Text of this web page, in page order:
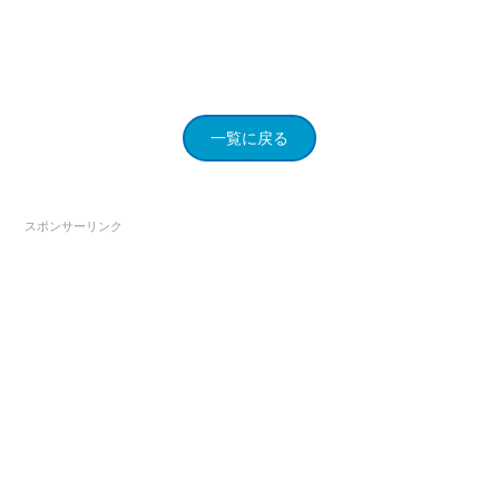
一覧に戻る
スポンサーリンク